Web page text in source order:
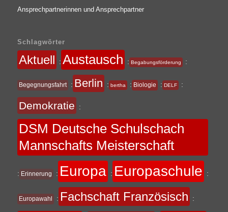
Ansprechpartnerinnen und Ansprechpartner
Schlagwörter
Aktuell : Austausch : Begabungsförderung :
Begegnungsfahrt : Berlin : bertha : Biologie : DELF :
Demokratie :
DSM Deutsche Schulschach
Mannschafts Meisterschaft
: Erinnerung : Europa : Europaschule :
Europawahl : Fachschaft Französisch :